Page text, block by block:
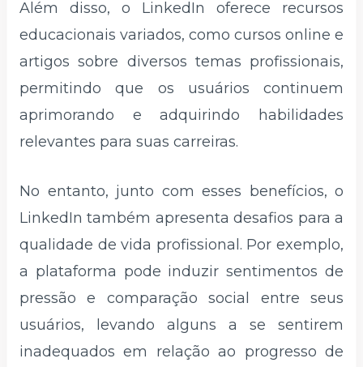
Além disso, o LinkedIn oferece recursos
educacionais variados, como cursos online e
artigos sobre diversos temas profissionais,
permitindo que os usuários continuem
aprimorando e adquirindo habilidades
relevantes para suas carreiras.
No entanto, junto com esses benefícios, o
LinkedIn também apresenta desafios para a
qualidade de vida profissional. Por exemplo,
a plataforma pode induzir sentimentos de
pressão e comparação social entre seus
usuários, levando alguns a se sentirem
inadequados em relação ao progresso de